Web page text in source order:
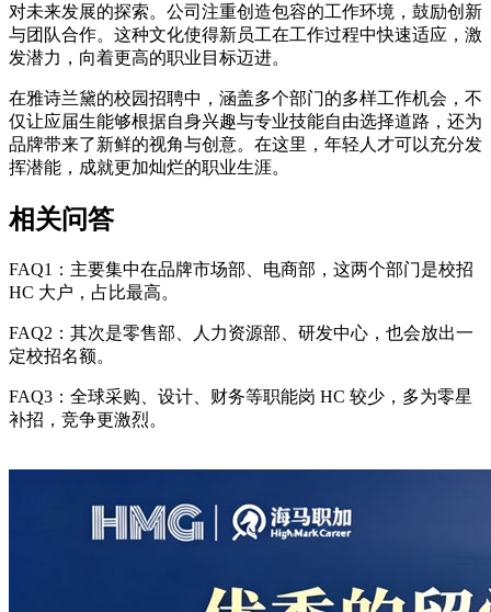
对未来发展的探索。公司注重创造包容的工作环境，鼓励创新
与团队合作。这种文化使得新员工在工作过程中快速适应，激
发潜力，向着更高的职业目标迈进。
在雅诗兰黛的校园招聘中，涵盖多个部门的多样工作机会，不
仅让应届生能够根据自身兴趣与专业技能自由选择道路，还为
品牌带来了新鲜的视角与创意。在这里，年轻人才可以充分发
挥潜能，成就更加灿烂的职业生涯。
相关问答
FAQ1：主要集中在品牌市场部、电商部，这两个部门是校招
HC 大户，占比最高。
FAQ2：其次是零售部、人力资源部、研发中心，也会放出一
定校招名额。
FAQ3：全球采购、设计、财务等职能岗 HC 较少，多为零星
补招，竞争更激烈。